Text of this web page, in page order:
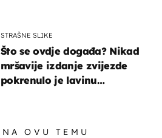
STRAŠNE SLIKE
Što se ovdje događa? Nikad
mršavije izdanje zvijezde
pokrenulo je lavinu
NA OVU TEMU